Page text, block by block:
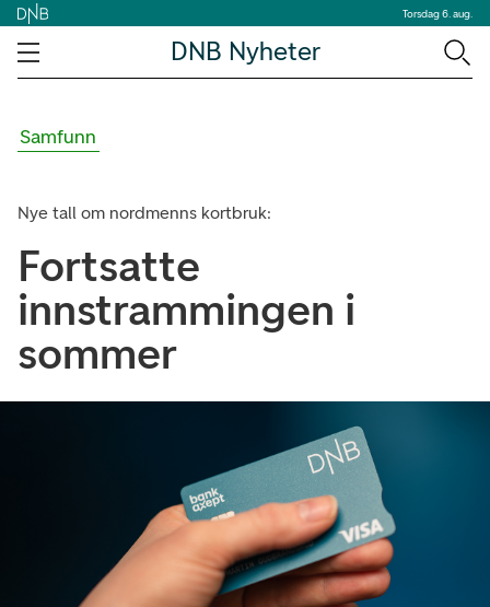
Torsdag 6. aug.
DNB Nyheter
Samfunn
Nye tall om nordmenns kortbruk:
Fortsatte
innstrammingen i
sommer